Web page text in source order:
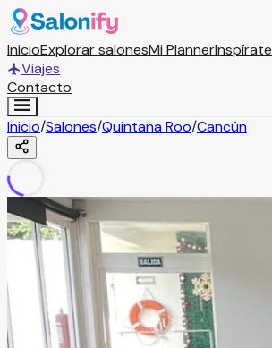
InicioExplorar salonesMi PlannerInspírate
Viajes
Contacto
Inicio/Salones/Quintana Roo/Cancún